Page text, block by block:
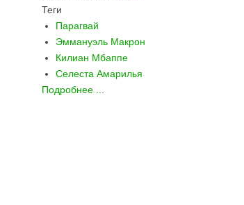
Теги
Парагвай
Эммануэль Макрон
Килиан Мбаппе
Селеста Амарилья
Подробнее ...